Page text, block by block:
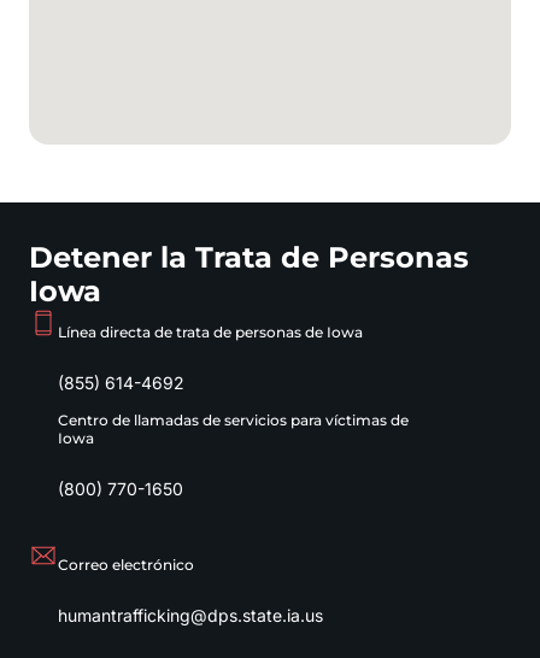
Detener la Trata de Personas
Iowa
Línea directa de trata de personas de Iowa
(855) 614-4692
Centro de llamadas de servicios para víctimas de
Iowa
(800) 770-1650
Correo electrónico
humantrafficking@dps.state.ia.us